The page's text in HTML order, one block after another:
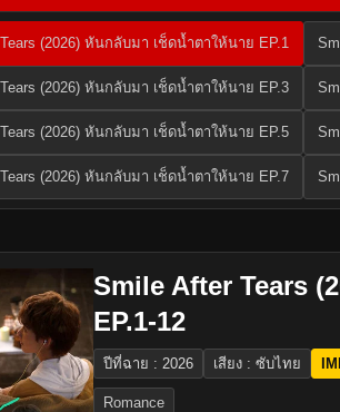
(2026) หันกลับมา เช็ดน้ำตาให้นาย EP.1
(2026) หันกลับมา เช็ดน้ำตาให้นาย EP.3
(2026) หันกลับมา เช็ดน้ำตาให้นาย EP.5
(2026) หันกลับมา เช็ดน้ำตาให้นาย EP.7
Smile After Tears
EP.1-12
ปีที่ฉาย : 2026 เสียง : ซับไทย
Romance